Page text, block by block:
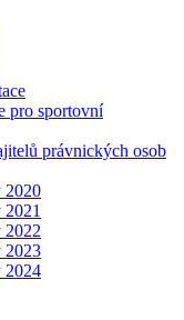
pro sportovní
právnických osob
2020
2021
2022
2023
2024